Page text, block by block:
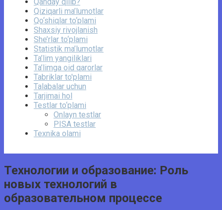
Qanday qilib?
Qiziqarli ma’lumotlar
Qo‘shiqlar to‘plami
Shaxsiy rivojlanish
She’rlar to‘plami
Statistik ma’lumotlar
Ta’lim yangiliklari
Ta’limga oid qarorlar
Tabriklar to'plami
Talabalar uchun
Tarjimai hol
Testlar to‘plami
Onlayn testlar
PISA testlar
Texnika olami
Технологии и образование: Роль
новых технологий в
образовательном процессе